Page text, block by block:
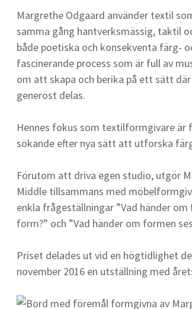
Margrethe Odgaard använder textil
samma gång hantverksmässig, taktil
både poetiska och konsekventa färg-
fascinerande process som är full av
om att skapa och berika på ett sätt
generöst delas.
Hennes fokus som textilformgivare
sökande efter nya sätt att utforska
Förutom att driva egen studio, utgör
Middle tillsammans med
enkla frågeställningar ”Vad händer
form?” och ”Vad händer om formen
Priset delades ut vid en högtidlighet
november 2016 en utställning med